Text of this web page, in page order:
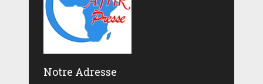
Notre Adresse